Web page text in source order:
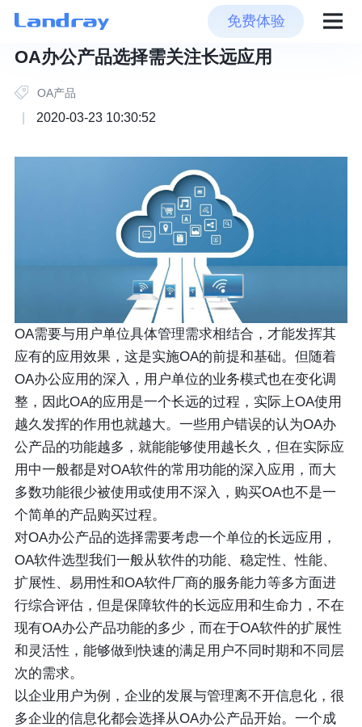
免费体验
OA办公产品选择需关注长远应用
OA产品
2020-03-23 10:30:52
OA需要与用户单位具体管理需求相结合，才能发挥其
应有的应用效果，这是实施OA的前提和基础。但随着
OA办公应用的深入，用户单位的业务模式也在变化调
整，因此OA的应用是一个长远的过程，实际上OA使用
越久发挥的作用也就越大。一些用户错误的认为OA办
公产品的功能越多，就能能够使用越长久，但在实际应
用中一般都是对OA软件的常用功能的深入应用，而大
多数功能很少被使用或使用不深入，购买OA也不是一
个简单的产品购买过程。
对OA办公产品的选择需要考虑一个单位的长远应用，
OA软件选型我们一般从软件的功能、稳定性、性能、
扩展性、易用性和OA软件厂商的服务能力等多方面进
行综合评估，但是保障软件的长远应用和生命力，不在
现有OA办公产品功能的多少，而在于OA软件的扩展性
和灵活性，能够做到快速的满足用户不同时期和不同层
次的需求。
以企业用户为例，企业的发展与管理离不开信息化，很
多企业的信息化都会选择从OA办公产品开始。一个成